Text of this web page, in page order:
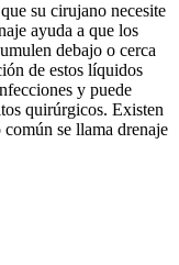
su cirujano necesite
ayuda a que los
debajo o cerca
de estos líquidos
y puede
quirúrgicos. Existen
se llama drenaje